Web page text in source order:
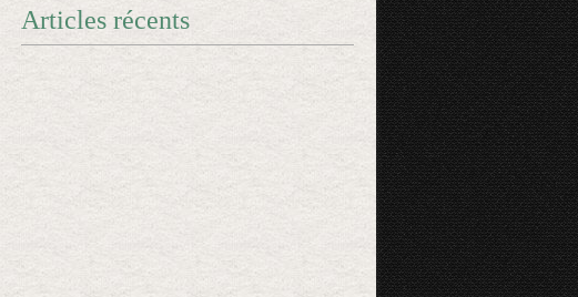
Articles récents